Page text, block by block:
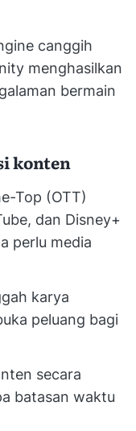
canggih
menghasilkan
bermain
konten
Top (OTT)
dan Disney+
perlu media
karya
peluang bagi
secara
batasan waktu